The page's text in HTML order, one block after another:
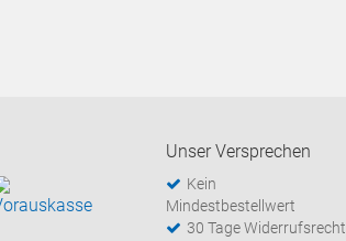
Unser Versprechen
Kein
Mindestbestellwert
30 Tage Widerrufsrecht